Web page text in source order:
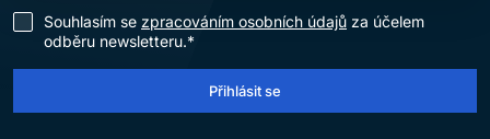
Souhlasím se zpracováním osobních údajů za účelem
odběru newsletteru.*
Přihlásit se